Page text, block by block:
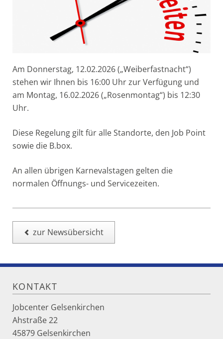
Am Donnerstag, 12.02.2026 („Weiberfastnacht“)
stehen wir Ihnen bis 16:00 Uhr zur Verfügung und
am Montag, 16.02.2026 („Rosenmontag“) bis 12:30
Uhr.
Diese Regelung gilt für alle Standorte, den Job Point
sowie die B.box.
An allen übrigen Karnevalstagen gelten die
normalen Öffnungs- und Servicezeiten.
zur Newsübersicht
KONTAKT
Jobcenter Gelsenkirchen
Ahstraße 22
45879 Gelsenkirchen